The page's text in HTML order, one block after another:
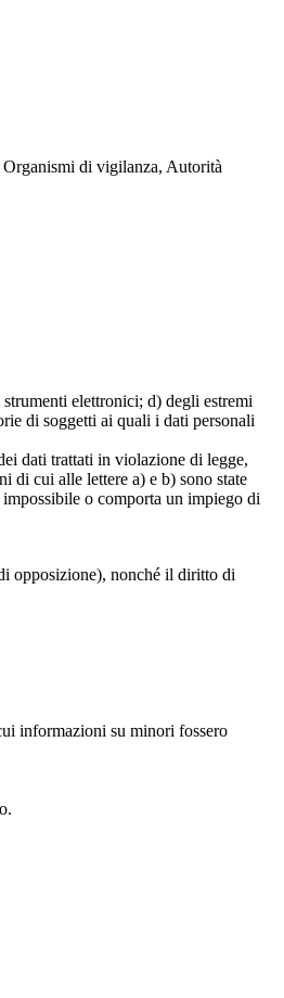
di vigilanza, Autorità
elettronici; d) degli estremi
di soggetti ai quali i dati personali
dati trattati in violazione di legge,
di cui alle lettere a) e b) sono state
o comporta un impiego di
opposizione), nonché il diritto di
informazioni su minori fossero